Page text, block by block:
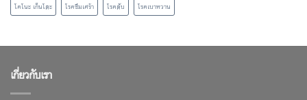
โคโนะ เก็นโตะ
โรคซึมเศร้า โรคตับ โรคเบาหวาน
เกี่ยวกับเรา